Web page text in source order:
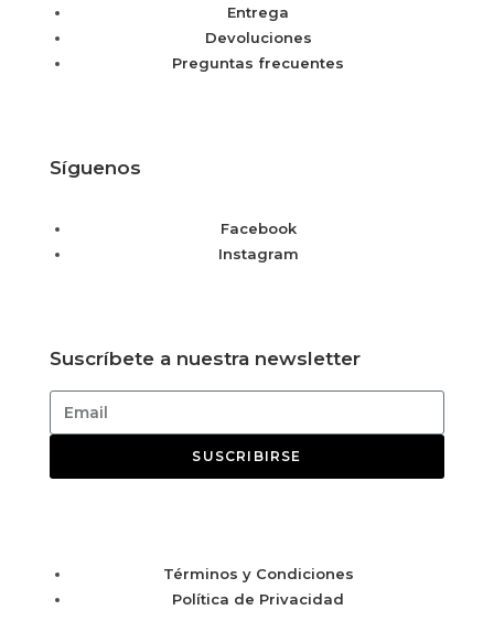
Entrega
Devoluciones
Preguntas frecuentes
Síguenos
Facebook
Instagram
Suscríbete a nuestra newsletter
SUSCRIBIRSE
Términos y Condiciones
Política de Privacidad